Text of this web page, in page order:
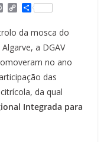
P
n
t
C
o
p
y
L
i
n
k
S
h
r
e
da mosca do
a DGAV
no ano
das
da qual
Integrada para